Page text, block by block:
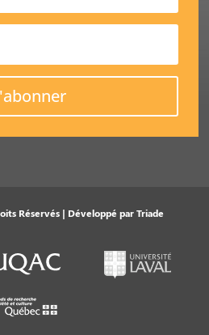
Réservés | Développé parTriade